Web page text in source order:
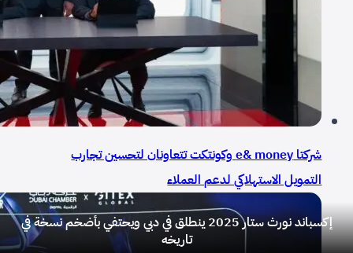
إكسباند نورث ستار 2025 ينطلق في دبي ويحتفي بأضخم نسخة في
تاريخه
شركتا e& money وكونتكت تتعاونان لتحسين تجارب
التمويل الاستهلاكي لدعم العملاء